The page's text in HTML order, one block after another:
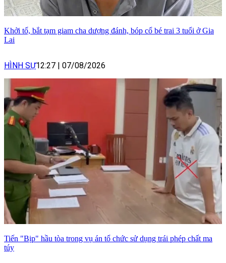
Khởi tố, bắt tạm giam cha dượng đánh, bóp cổ bé trai 3 tuổi ở Gia
Lai
HÌNH SỰ12:27 07/08/2026
Tiến "Bịp" hầu tòa trong vụ án tổ chức sử dụng trái phép chất ma
túy